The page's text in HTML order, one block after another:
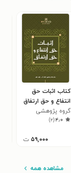
کتاب اثبات حق
انتفاع و حق ارتفاق
گروه پژوهشی
انتشارات معید مهر
۴٫۰(۲)
۵۹,۰۰۰ ت
مشاهده همه